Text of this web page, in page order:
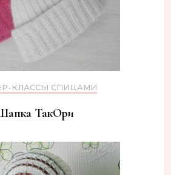
КЛАССЫ СПИЦАМИ
ТакОри